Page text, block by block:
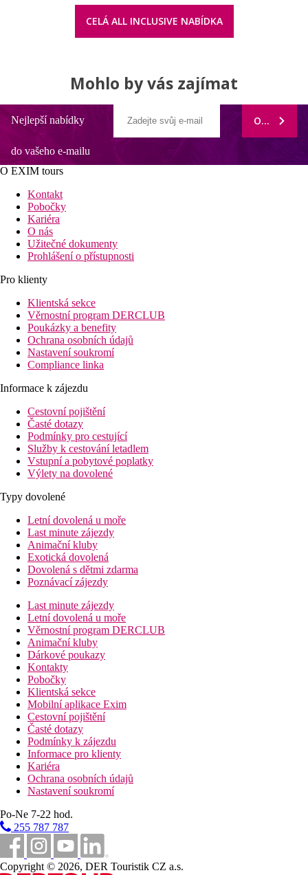
CELÁ ALL INCLUSIVE NABÍDKA
Mohlo by vás zajímat
Nejlepší nabídky
do vašeho e-mailu
ODEBÍRAT
O EXIM tours
Kontakt
Pobočky
Kariéra
O nás
Užitečné dokumenty
Prohlášení o přístupnosti
Pro klienty
Klientská sekce
Věrnostní program DERCLUB
Poukázky a benefity
Ochrana osobních údajů
Nastavení soukromí
Compliance linka
Informace k zájezdu
Cestovní pojištění
Časté dotazy
Podmínky pro cestující
Služby k cestování letadlem
Vstupní a pobytové poplatky
Výlety na dovolené
Typy dovolené
Letní dovolená u moře
Last minute zájezdy
Animační kluby
Exotická dovolená
Dovolená s dětmi zdarma
Poznávací zájezdy
Last minute zájezdy
Letní dovolená u moře
Věrnostní program DERCLUB
Animační kluby
Dárkové poukazy
Kontakty
Pobočky
Klientská sekce
Mobilní aplikace Exim
Cestovní pojištění
Časté dotazy
Podmínky k zájezdu
Informace pro klienty
Kariéra
Ochrana osobních údajů
Nastavení soukromí
Po-Ne 7-22 hod.
255 787 787
Copyright © 2026, DER Touristik CZ a.s.